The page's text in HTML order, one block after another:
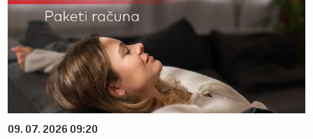
09. 07. 2026 09:20